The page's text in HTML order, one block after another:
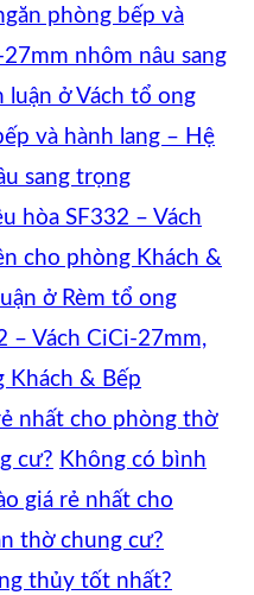
phòng bếp và
nhôm nâu sang
luận ở Vách tổ ong
và hành lang – Hệ
sang trọng
hòa SF332 – Vách
cho phòng Khách &
ở Rèm tổ ong
– Vách CiCi-27mm,
Khách & Bếp
nhất cho phòng thờ
cư? Không có bình
giá rẻ nhất cho
thờ chung cư?
thủy tốt nhất?